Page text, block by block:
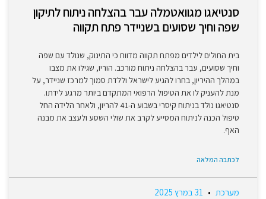
סנטיאגו מגוואטמלה עבר בהצלחה ניתוח לתיקון
שפה וחיך שסועים בשניידר פתח תקווה
בית החולים לילדים מפתח תקווה מדווח כי התינוק, שנולד עם שפה
וחיך שסועים, עבר בהצלחה ניתוח מורכב. הוריו, שגילו את מצבו
במהלך ההיריון, בחרו להגיע לישראל וללדת סמוך למרכז שניידר, על
מנת להעניק לו את הטיפול הרפואי המתקדם ביותר מרגע לידתו.
סנטיאגו נולד בניתוח קיסרי בשבוע ה-41 להריון, ולאחר הלידה החל
טיפול הכנה לניתוח המסייע לקרב את שולי השסע ולעצב את מבנה
האף.
לכתבה המלאה
מערכת